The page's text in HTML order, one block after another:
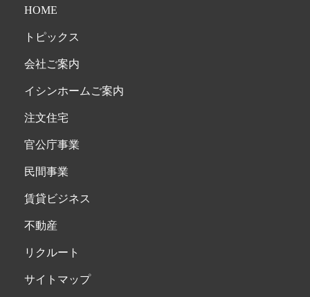
HOME
トピックス
会社ご案内
イシンホームご案内
注文住宅
官公庁事業
民間事業
賃貸ビジネス
不動産
リクルート
サイトマップ